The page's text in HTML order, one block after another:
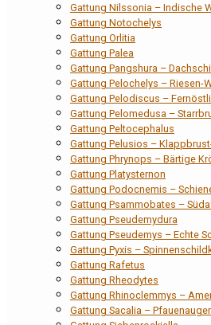
Gattung Nilssonia – Indische
Gattung Notochelys
Gattung Orlitia
Gattung Palea
Gattung Pangshura –
Gattung Pelochelys – Riesen-
Gattung Pelodiscus –
Gattung Pelomedusa –
Gattung Peltocephalus
Gattung Pelusios –
Gattung Phrynops – Bärtige
Gattung Platysternon
Gattung Podocnemis –
Gattung Psammobates –
Gattung Pseudemydura
Gattung Pseudemys – Echte
Gattung Pyxis –
Gattung Rafetus
Gattung Rheodytes
Gattung Rhinoclemmys –
Gattung Sacalia –